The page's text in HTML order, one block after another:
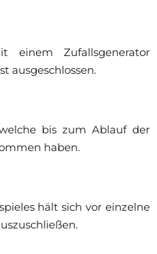
einem Zufallsgenerator
ausgeschlossen.
bis zum Ablauf der
haben.
hält sich vor einzelne